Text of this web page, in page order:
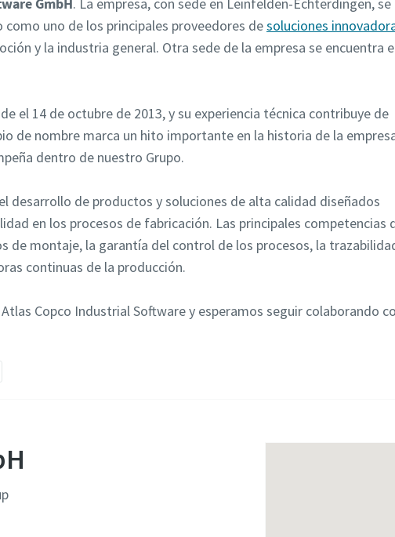
GmbH. La empresa, con sede en Leinfelden-Echterdingen, se
uno de los principales proveedores desoluciones
y la industria general. Otra sede de la empresa se encuentra
el 14 de octubre de 2013, y su experiencia técnica contribuye de
de nombre marca un hito importante en la historia de la
dentro de nuestro Grupo.
desarrollo de productos y soluciones de alta calidad diseñados
en los procesos de fabricación. Las principales competencias
de montaje, la garantía del control de los procesos, la
continuas de la producción.
Copco Industrial Software y esperamos seguir colaborando